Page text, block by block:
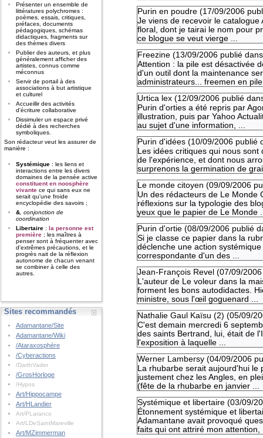
Présenter un ensemble de
littératures polychromes :
poèmes, essais, critiques,
préfaces, documents
pédagogiques, schémas
didactiques, fragments sur
des thèmes divers
Publier des auteurs, et plus
généralement afficher des
artistes, connus comme
méconnus
Servir de portail à des
associations à but artistique
et culturel
Accueillir des activités
d'écriture collaborative
Dissimuler un espace privé
dédié à des recherches
symboliques.
Son rédacteur veut les assurer de
manière :
Systémique: les liens et
interactions entre les divers
domaines de la pensée active
constituent en noosphère
vivantece qui sans eux ne
serait qu'une froide
encyclopédie des savoirs ;
&, conjonction de
coordination
Libertaire: la personne est
première; les maîtres à
penser sont à fréquenter avec
d'extrêmes précautions, et le
progrès nait de la réflexion
autonome de chacun venant
se combiner à celle des
autres.
Sites recommandés
Adamantane/Site
Adamantane/Wiki
/Ataraxosphère
/Cyberactions
/DarthVader
/GrosHorloge
/Hypos
Art/Hippocampe
Art/HLandier
Art/PLaranco
Art/LDeSaintMareville
Art/MZimmerman
Purin en poudre (17/09/2006
Je viens de recevoir le
floral, dont je tairai le nom pour
ce blogue se veut vierge ...
Freezine (13/09/2006 publié
Attention : la pile est désactivée
d'un outil dont la maintenance
administrateurs... freemen en
Urtica lex (12/09/2006 publié
Purin d'orties a été repris par
illustration, puis par Yahoo
au sujet d'une information, ...
Purin d'idées (10/09/2006 publié
Les idées critiques qui nous
de l'expérience, et dont nous
surprenons la germination de
Le monde citoyen (09/09/2006
Un des rédacteurs de Le Monde
réflexions sur la typologie des
yeux que le papier de Le Monde
Purin d'ortie (08/09/2006 publié
Si je classe ce papier dans la
déclenche une action
correspondante d'un des ...
Jean-François Revel (07/09/2006
L'auteur de Le voleur dans la
forment les bons autodidactes.
ministre, sous l'œil goguenard ...
Nathalie Gaul Kaïsu (2) (05/09/
C'est demain mercredi 6
des saints Bertrand, lui, était de
l'exposition à laquelle ...
Werner Lambersy (04/09/2006
La rhubarbe serait aujourd'hui le
justement chez les Angles, en
(fête de la rhubarbe en janvier ...
Systémique et libertaire (03/09/
Étonnement systémique et
Adamantane avait provoqué
faits qui ont attriré mon attention,